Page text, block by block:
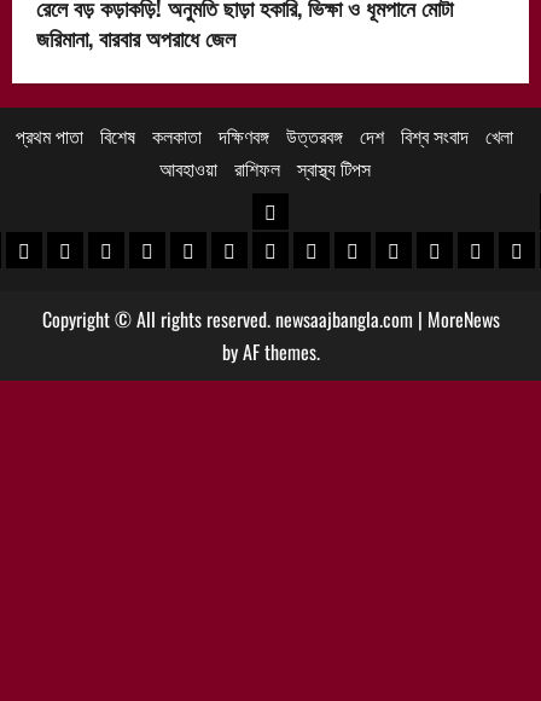
রেলে বড় কড়াকড়ি! অনুমতি ছাড়া হকারি, ভিক্ষা ও ধূমপানে মোটা
জরিমানা, বারবার অপরাধে জেল
প্রথম পাতা বিশেষ কলকাতা দক্ষিণবঙ্গ উত্তরবঙ্গ দেশ বিশ্ব সংবাদ খেলা
আবহাওয়া
রাশিফল স্বাস্থ্য টিপস
খবর
খবর
পুরুলিয়া খবর
বাঁকুড়া খবরপশ্চিম বর্ধমান খবর
পূর্ব বর্ধমান খবর
বীরভূম খবরমুর্শিদাবাদ খবর
উত্তরবঙ্গ
কোচবিহার নিউজ
আলিপুরদুয়ার খবর
জলপাইগুড়ি খবর
শিলিগুড়ি খবর
উত্তরদক্ষিণ
Copyright © All rights reserved. newsaajbangla.com | MoreNews
by AF themes.